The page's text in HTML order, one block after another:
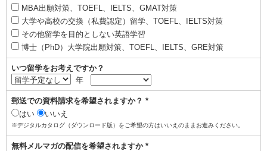
MBA出願対策、TOEFL、IELTS、GMAT対策
大学や高校の交換（私費認定）留学、TOEFL、IELTS対策
その他留学を目的としない英語学習
博士（PhD）大学院出願対策、TOEFL、IELTS、GRE対策
いつ留学をお考えですか？
年
郵送での資料請求を希望されますか？ *
はい
いいえ
※デジタルカタログ（ダウンロード版）をご希望の方はいいえのままお進みください。
無料メルマガの配信を希望されますか *